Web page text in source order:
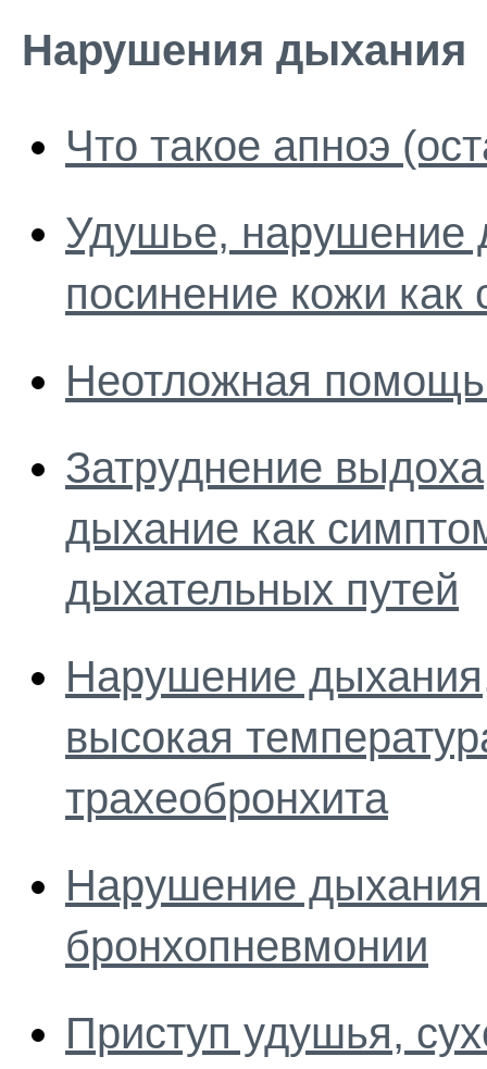
Нарушения дыхания
Что такое апноэ
Удушье, нарушение
посинение кожи
Неотложная
Затруднение
дыхание как
дыхательных путей
Нарушение
высокая
трахеобронхита
Нарушение дыхания
бронхопневмонии
Приступ удушья,